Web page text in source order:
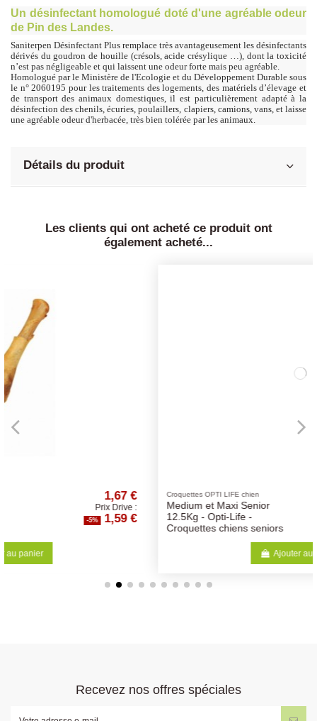
Un désinfectant homologué doté d'une agréable odeur
de Pin des Landes.
Saniterpen Désinfectant Plus remplace très avantageusement les désinfectants
dérivés du goudron de houille (crésols, acide crésylique …), dont la toxicité
n’est pas négligeable et qui laissent une odeur forte mais peu agréable.
Homologué par le Ministère de l'Ecologie et du Développement Durable sous
le n° 2060195 pour les traitements des logements, des matériels d’élevage et
de transport des animaux domestiques, il est particulièrement adapté à la
désinfection des chenils, écuries, poulaillers, clapiers, camions, vans, et laisse
une agréable odeur d'herbacée, très bien tolérée par les animaux.
Détails du produit
Les clients qui ont acheté ce produit ont
également acheté...
Croquettes OPTI LIFE chien
Medium et Maxi Senior
12.5Kg - Opti-Life -
Croquettes chiens seniors
Prix Drive :
-5%
Recevez nos offres spéciales